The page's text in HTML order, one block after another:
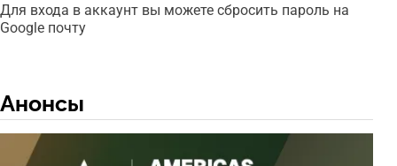
Для входа в аккаунт вы можете сбросить пароль на
Google почту
Анонсы